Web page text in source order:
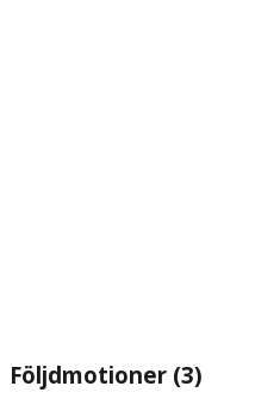
Följdmotioner (3)